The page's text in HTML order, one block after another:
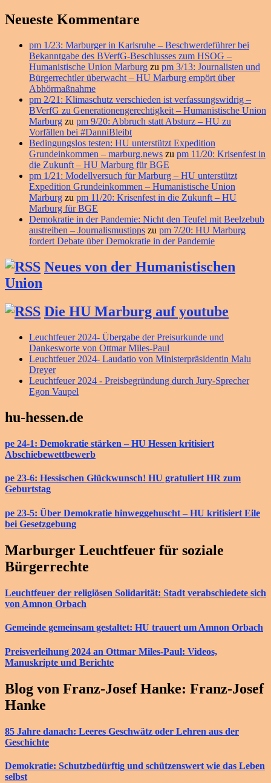
Neueste Kommentare
pm 1/23: Marburger in Karlsruhe – Beschwerdeführer bei
Bekanntgabe des BVerfG-Beschlusses zum HSOG –
Humanistische Union Marburg zu pm 3/13: Journalisten und
Bürgerrechtler überwacht – HU Marburg empört über
Abhörmaßnahme
pm 2/21: Klimaschutz verschieden ist verfassungswidrig –
BVerfG zu Generationengerechtigkeit – Humanistische Union
Marburg zu pm 9/20: Abbruch statt Absturz – HU zu
Vorfällen bei #DanniBleibt
Bedingungslos testen: HU unterstützt Expedition
Grundeinkommen – marburg.news zu pm 11/20: Krisenfest in
die Zukunft – HU Marburg für BGE
pm 1/21: Modellversuch für Marburg – HU unterstützt
Expedition Grundeinkommen – Humanistische Union
Marburg zu pm 11/20: Krisenfest in die Zukunft – HU
Marburg für BGE
Demokratie in der Pandemie: Nicht den Teufel mit Beelzebub
austreiben – Journalismustipps zu pm 7/20: HU Marburg
fordert Debate über Demokratie in der Pandemie
Neues von der Humanistischen
Union
Die HU Marburg auf youtube
Leuchtfeuer 2024- Übergabe der Preisurkunde und
Dankesworte von Ottmar Miles-Paul
Leuchtfeuer 2024- Laudatio von Ministerpräsidentin Malu
Dreyer
Leuchtfeuer 2024 - Preisbegründung durch Jury-Sprecher
Egon Vaupel
hu-hessen.de
pe 24-1: Demokratie stärken – HU Hessen kritisiert
Abschiebewettbewerb
pe 23-6: Hessischen Glückwunsch! HU gratuliert HR zum
Geburtstag
pe 23-5: Über Demokratie hinweggehuscht – HU kritisiert Eile
bei Gesetzgebung
Marburger Leuchtfeuer für soziale
Bürgerrechte
Leuchtfeuer der religiösen Solidarität: Stadt verabschiedete sich
von Amnon Orbach
Gemeinde gemeinsam gestaltet: HU trauert um Amnon Orbach
Preisverleihung 2024 an Ottmar Miles-Paul: Videos,
Manuskripte und Berichte
Blog von Franz-Josef Hanke: Franz-Josef
Hanke
85 Jahre danach: Leeres Geschwätz oder Lehren aus der
Geschichte
Demokratie: Schutzbedürftig und schützenswert wie das Leben
selbst